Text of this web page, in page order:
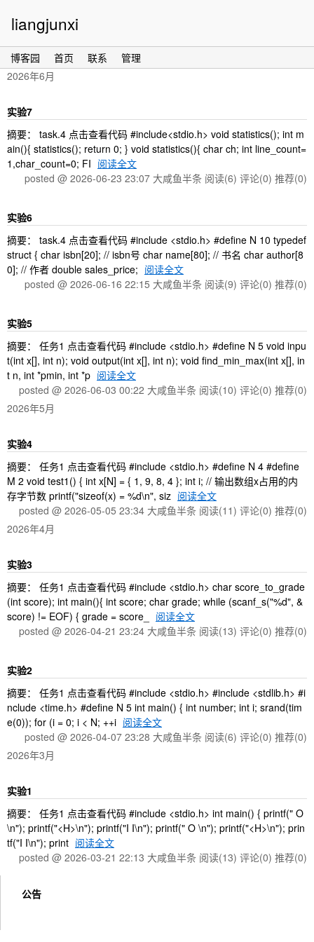
liangjunxi
博客园 首页 联系
管理
2026年6月
实验7
摘要： task.4 点击查看代码 #include<stdio.h> void statistics(); int m
ain(){ statistics(); return 0; } void statistics(){ char ch; int line_count=
1,char_count=0; FI 阅读全文
posted @ 2026-06-23 23:07 大咸鱼半条 阅读(6) 评论(0) 推荐(0)
实验6
摘要： task.4 点击查看代码 #include <stdio.h> #define N 10 typedef
struct { char isbn[20]; // isbn号 char name[80]; // 书名 char author[8
0]; // 作者 double sales_price; 阅读全文
posted @ 2026-06-16 22:15 大咸鱼半条 阅读(9) 评论(0) 推荐(0)
实验5
摘要： 任务1 点击查看代码 #include <stdio.h> #define N 5 void inpu
t(int x[], int n); void output(int x[], int n); void find_min_max(int x[], in
t n, int *pmin, int *p 阅读全文
posted @ 2026-06-03 00:22 大咸鱼半条 阅读(10) 评论(0) 推荐(0)
2026年5月
实验4
摘要： 任务1 点击查看代码 #include <stdio.h> #define N 4 #define
M 2 void test1() { int x[N] = { 1, 9, 8, 4 }; int i; // 输出数组x占用的内
存字节数 printf("sizeof(x) = %d\n", siz 阅读全文
posted @ 2026-05-05 23:34 大咸鱼半条 阅读(11) 评论(0) 推荐(0)
2026年4月
实验3
摘要： 任务1 点击查看代码 #include <stdio.h> char score_to_grade
(int score); int main(){ int score; char grade; while (scanf_s("%d", &
score) != EOF) { grade = score_
阅读全文
posted @ 2026-04-21 23:24 大咸鱼半条 阅读(13) 评论(0) 推荐(0)
实验2
摘要： 任务1 点击查看代码 #include <stdio.h> #include <stdlib.h> #i
nclude <time.h> #define N 5 int main() { int number; int i; srand(tim
e(0)); for (i = 0; i < N; ++i 阅读全文
posted @ 2026-04-07 23:28 大咸鱼半条 阅读(6) 评论(0) 推荐(0)
2026年3月
实验1
摘要： 任务1 点击查看代码 #include <stdio.h> int main() { printf(" O
\n"); printf("<H>\n"); printf("I I\n"); printf(" O \n"); printf("<H>\n"); prin
tf("I I\n"); print 阅读全文
posted @ 2026-03-21 22:13 大咸鱼半条 阅读(13) 评论(0) 推荐(0)
公告